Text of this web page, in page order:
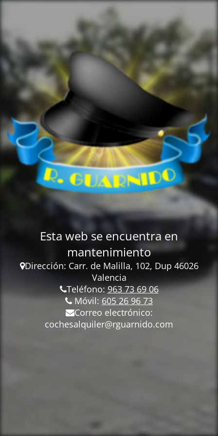
Esta web se encuentra en
mantenimiento
Dirección: Carr. de Malilla, 102, Dup 46026
Valencia
Teléfono:963 73 69 06
Móvil: 605 26 96 73
Correo electrónico:
cochesalquiler@rguarnido.com